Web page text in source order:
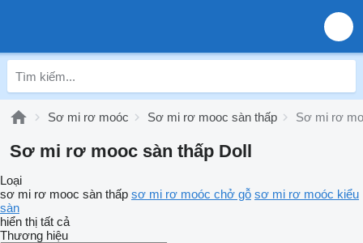
Sơ mi rơ moóc Sơ mi rơ mooc sàn thấp Sơ mi rơ
Sơ mi rơ mooc sàn thấp Doll
Loại
sơ mi rơ mooc sàn thấp sơ mi rơ moóc chở gỗ sơ mi rơ moóc kiểu
sàn
hiển thị tất cả
Thương hiệu